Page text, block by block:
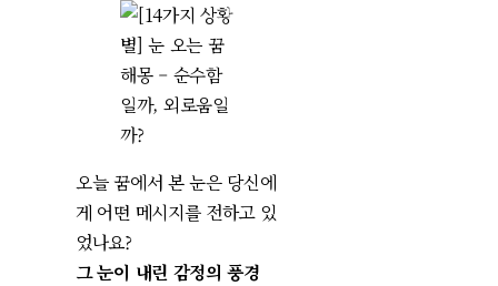
오늘 꿈에서 본 눈은 당신에
게 어떤 메시지를 전하고 있
었나요?
그 눈이 내린 감정의 풍경